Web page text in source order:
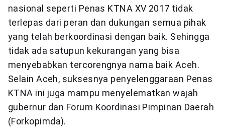
nasional seperti Penas KTNA XV 2017 tidak
terlepas dari peran dan dukungan semua pihak
yang telah berkoordinasi dengan baik. Sehingga
tidak ada satupun kekurangan yang bisa
menyebabkan tercorengnya nama baik Aceh.
Selain Aceh, suksesnya penyelenggaraan Penas
KTNA ini juga mampu menyelematkan wajah
gubernur dan Forum Koordinasi Pimpinan Daerah
(Forkopimda).